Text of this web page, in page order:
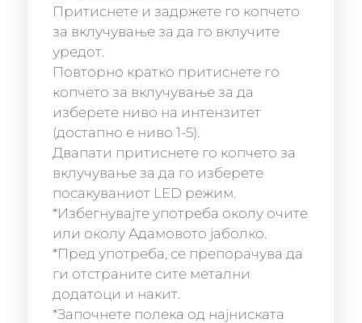
Притиснете и задржете го копчето
за вклучување за да го вклучите
уредот.
Повторно кратко притиснете го
копчето за вклучување за да
изберете ниво на интензитет
(достапно е ниво 1-5).
Двапати притиснете го копчето за
вклучување за да го изберете
посакуваниот LED режим.
*Избегнувајте употреба околу очите
или околу Адамовото јаболко.
*Пред употреба, се препорачува да
ги отстраните сите метални
додатоци и накит.
*Започнете полека од најниската